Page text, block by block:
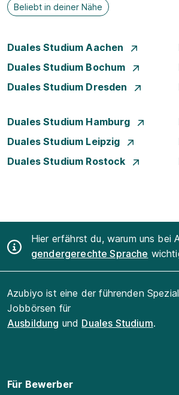
Beliebt in deiner Nähe
Duales Studium Aachen
Duales Studium Bochum
Duales Studium Dresden
Duales Studium Hamburg
Duales Studium Leipzig
Duales Studium Rostock
Hier erfährst du, warum uns bei
gendergerechte Sprache
Azubiyo ist eine der führenden
Jobbörsen für
Ausbildung und Duales Studium.
Für Bewerber